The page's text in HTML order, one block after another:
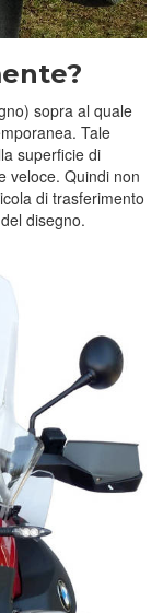
sopra al quale
Tale
superficie di
veloce. Quindi non
di trasferimento
disegno.